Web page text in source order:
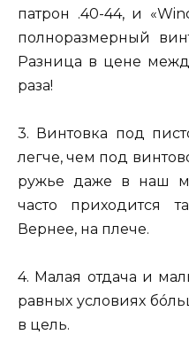
патрон .40-44, и
полноразмерный
Разница в цене
раза!
3. Винтовка под
легче, чем под
ружье даже в наш
часто приходится
Вернее, на плече.
4. Малая отдача и
равных условиях
в цель.